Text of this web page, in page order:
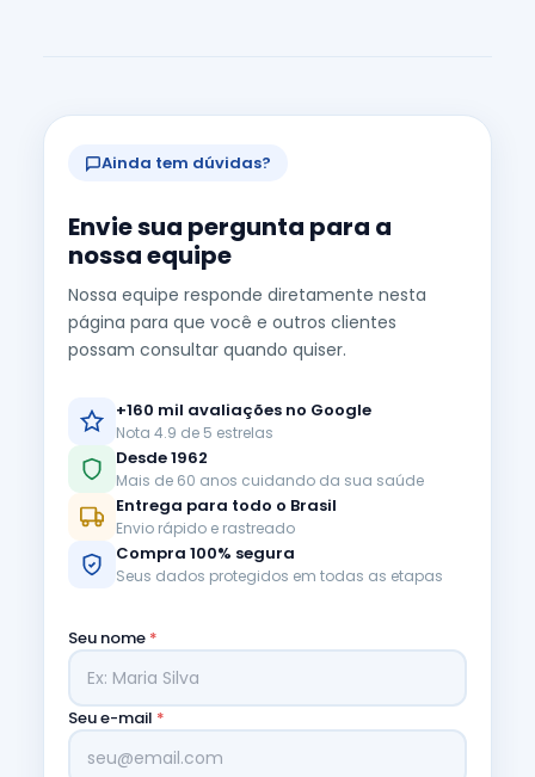
Ainda tem dúvidas?
Envie sua pergunta para a
nossa equipe
Nossa equipe responde diretamente nesta
página para que você e outros clientes
possam consultar quando quiser.
+160 mil avaliações no Google
Nota 4.9 de 5 estrelas
Desde 1962
Mais de 60 anos cuidando da sua saúde
Entrega para todo o Brasil
Envio rápido e rastreado
Compra 100% segura
Seus dados protegidos em todas as etapas
Seu nome *
Seu e-mail *